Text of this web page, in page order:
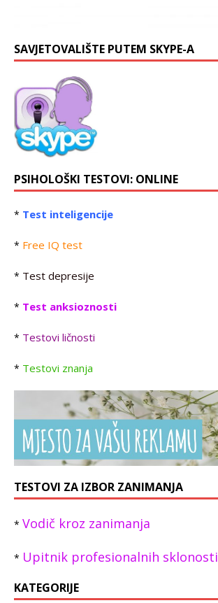
SAVJETOVALIŠTE PUTEM SKYPE-A
PSIHOLOŠKI TESTOVI: ONLINE
* Test inteligencije
* Free IQ test
* Test depresije
* Test anksioznosti
* Testovi ličnosti
* Testovi znanja
TESTOVI ZA IZBOR ZANIMANJA
* Vodič kroz zanimanja
* Upitnik profesionalnih sklonosti
KATEGORIJE